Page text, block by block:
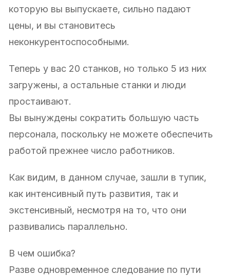
которую вы выпускаете, сильно падают
цены, и вы становитесь
неконкурентоспособными.
Теперь у вас 20 станков, но только 5 из них
загружены, а остальные станки и люди
простаивают.
Вы вынуждены сократить большую часть
персонала, поскольку не можете обеспечить
работой прежнее число работников.
Как видим, в данном случае, зашли в тупик,
как интенсивный путь развития, так и
экстенсивный, несмотря на то, что они
развивались параллельно.
В чем ошибка?
Разве одновременное следование по пути